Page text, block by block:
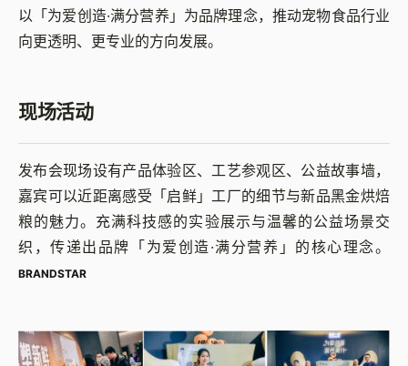
以「为爱创造·满分营养」为品牌理念，推动宠物食品行业
向更透明、更专业的方向发展。
现场活动
发布会现场设有产品体验区、工艺参观区、公益故事墙，
嘉宾可以近距离感受「启鲜」工厂的细节与新品黑金烘焙
粮的魅力。充满科技感的实验展示与温馨的公益场景交
织，传递出品牌「为爱创造·满分营养」的核心理念。
BRANDSTAR